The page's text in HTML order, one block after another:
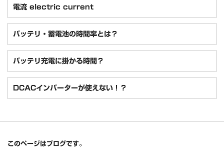
電流 electric current
バッテリ・蓄電池の時間率とは？
バッテリ充電に掛かる時間？
DCACインバーターが使えない！？
このページはブログです。